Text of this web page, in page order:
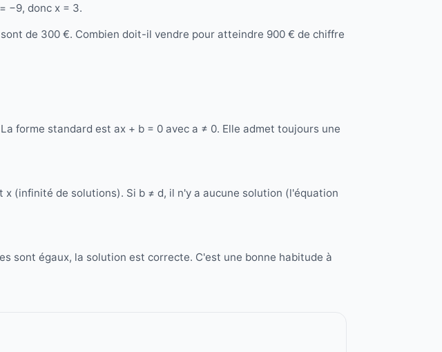
−9, donc x = 3.
de 300 €. Combien doit-il vendre pour atteindre 900 € de chiffre
forme standard est ax + b = 0 avec a ≠ 0. Elle admet toujours une
(infinité de solutions). Si b ≠ d, il n'y a aucune solution (l'équation
sont égaux, la solution est correcte. C'est une bonne habitude à